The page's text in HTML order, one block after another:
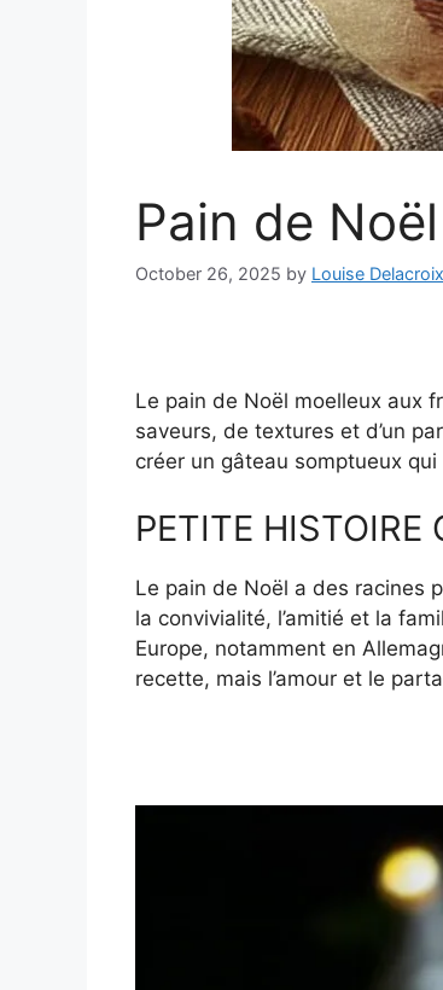
Pain de
October 26, 2025 by Louise Delacroix
Le pain de Noël moelleux aux
saveurs, de textures et d’un
créer un gâteau somptueux
PETITE HISTOIRE
Le pain de Noël a des racines
la convivialité, l’amitié et la
Europe, notamment en
recette, mais l’amour et le